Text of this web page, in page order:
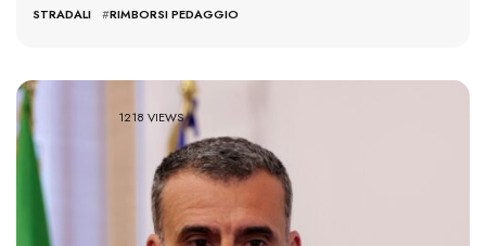
STRADALI
#RIMBORSI PEDAGGIO
1218 VIEWS